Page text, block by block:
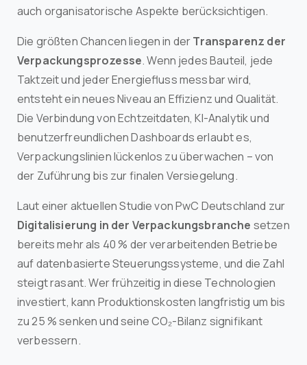
auch organisatorische Aspekte berücksichtigen.
Die größten Chancen liegen in derTransparenz der
Verpackungsprozesse. Wenn jedes Bauteil, jede
Taktzeit und jeder Energiefluss messbar wird,
entsteht ein neues Niveau an Effizienz und Qualität.
Die Verbindung von Echtzeitdaten, KI-Analytik und
benutzerfreundlichen Dashboards erlaubt es,
Verpackungslinien lückenlos zu überwachen – von
der Zuführung bis zur finalen Versiegelung.
Laut einer aktuellen Studie von PwC Deutschland zur
Digitalisierung in der Verpackungsbranche setzen
bereits mehr als 40 % der verarbeitenden Betriebe
auf datenbasierte Steuerungssysteme, und die Zahl
steigt rasant. Wer frühzeitig in diese Technologien
investiert, kann Produktionskosten langfristig um bis
zu 25 % senken und seine CO₂-Bilanz signifikant
verbessern.